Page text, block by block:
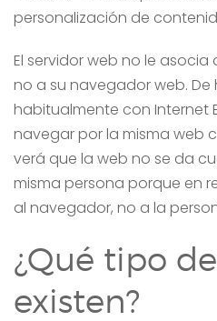
personalización de
El servidor web no le
no a su navegador web.
habitualmente con Internet
navegar por la misma web
verá que la web no se da
misma persona porque en
al navegador, no a la
¿Qué tipo de
existen?